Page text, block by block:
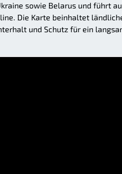
sowie Belarus und führt
Die Karte beinhaltet
und Schutz für ein